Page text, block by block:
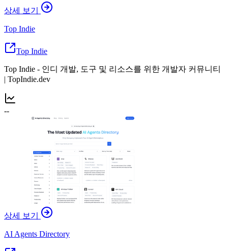
상세 보기
Top Indie
Top Indie
Top Indie - 인디 개발, 도구 및 리소스를 위한 개발자 커뮤니티
| TopIndie.dev
--
상세 보기
AI Agents Directory